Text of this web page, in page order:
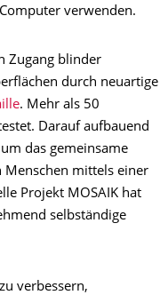
verwenden.
Zugang blinder
durch neuartige
. Mehr als 50
Darauf aufbauend
das gemeinsame
Menschen mittels einer
Projekt MOSAIK hat
selbständige
verbessern,